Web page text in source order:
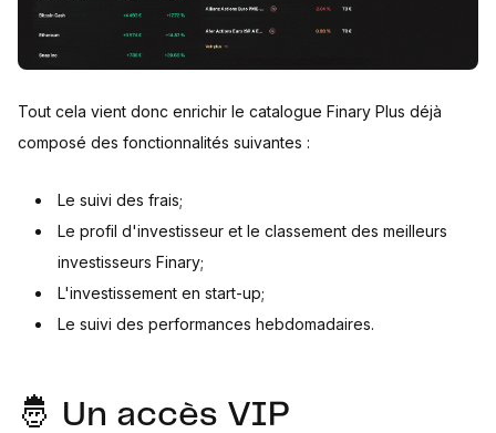
Tout cela vient donc enrichir le catalogue Finary Plus déjà
composé des fonctionnalités suivantes :
Le suivi des frais;
Le profil d'investisseur et le classement des meilleurs
investisseurs Finary;
L'investissement en start-up;
Le suivi des performances hebdomadaires.
🤴 Un accès VIP